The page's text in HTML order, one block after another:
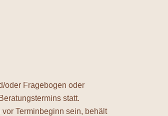
oder Fragebogen oder
statt.
Terminbeginn sein, behält